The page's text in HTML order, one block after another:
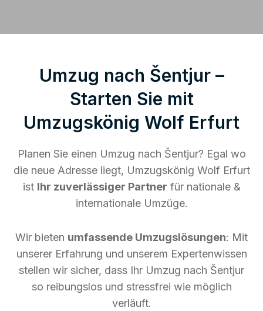
Umzug nach Šentjur –
Starten Sie mit
Umzugskönig Wolf Erfurt
Planen Sie einen Umzug nach Šentjur? Egal wo
die neue Adresse liegt, Umzugskönig Wolf Erfurt
ist Ihr zuverlässiger Partner für nationale &
internationale Umzüge.
Wir bieten umfassende Umzugslösungen: Mit
unserer Erfahrung und unserem Expertenwissen
stellen wir sicher, dass Ihr Umzug nach Šentjur
so reibungslos und stressfrei wie möglich
verläuft.